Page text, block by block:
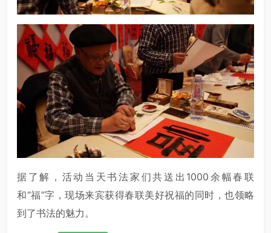
据了解，活动当天书法家们共送出1000余幅春联
和“福”字，现场来宾获得春联美好祝福的同时，也领略
到了书法的魅力。